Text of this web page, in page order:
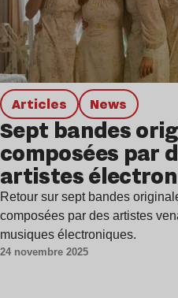
Articles news
Sept bandes
composées par
artistes
Retour sur sept bandes
composées par des artistes
musiques électroniques.
24 novembre 2025